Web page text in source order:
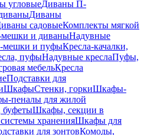
угловыеДиваны П-
Диваны
садовыеКомплекты мягкой
мешки и диваныНадувные
мешки и пуфыКресла-качалки,
пуфыНадувные креслаПуфы,
мебельКресла
Подставки для
ШкафыСтенки, горкиШкафы-
пеналы для жилой
Шкафы, секции в
храненияШкафы для
для зонтовКомоды,